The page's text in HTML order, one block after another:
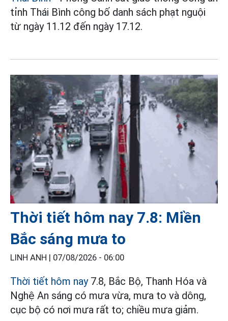
tỉnh Thái Bình công bố danh sách phạt nguội
từ ngày 11.12 đến ngày 17.12.
Thời tiết hôm nay 7.8: Miền
Bắc sáng mưa to
LINH ANH | 07/08/2026 - 06:00
Thời tiết hôm nay7.8, Bắc Bộ, Thanh Hóa và
Nghệ An sáng có mưa vừa, mưa to và dông,
cục bộ có nơi mưa rất to; chiều mưa giảm.